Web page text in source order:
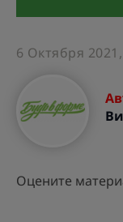
6 Октября
Оцените